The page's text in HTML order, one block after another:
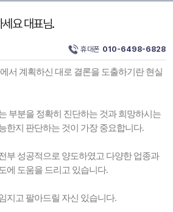
요 대표님.
휴대폰 010-6498-6828
서 계획하신 대로 결론을 도출하기란 현실
부분을 정확히 진단하는 것과 희망하시는
한지 판단하는 것이 가장 중요합니다.
부 성공적으로 양도하였고 다양한 업종과
에 도움을 드리고 있습니다.
지고 팔아드릴 자신 있습니다.